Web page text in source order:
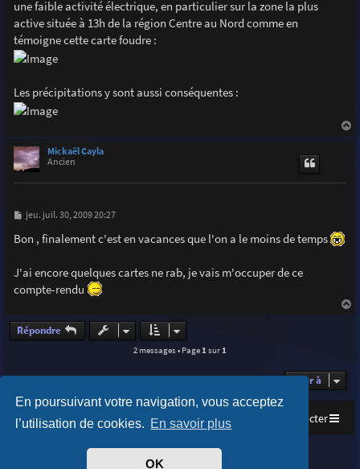
En poursuivant votre navigation, vous acceptez
l’utilisation de cookies. En savoir plus
OK
une faible activité électrique, en particulier sur la zone la plus
active située à 13h de la région Centre au Nord comme en
témoigne cette carte foudre :
Les précipitations y sont aussi conséquentes :
Mickaël Cayla
Ancien
M
s
s
e
jeu. juil. 30, 2009 20:27
Bon , finalement c'est en vacances que l'on a le moins de temps
J'ai encore quelques cartes ne rab, je vais m'occuper de ce
compte-rendu
Répondre
2 messages • Page1sur1
Aller à
Accueil Index du forum Nous contacter
Purplexion style byIan Bradley
phpBB® Forum Software © phpBB Limited